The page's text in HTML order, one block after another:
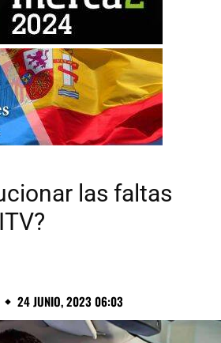
las faltas
24 JUNIO, 2023 06:03